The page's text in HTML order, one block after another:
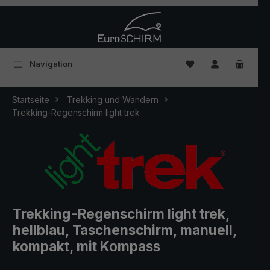
Navigation Du hast 0
Startseite
Trekking und Wandern
Trekking-Regenschirm light trek
Trekking-Regenschirm light trek,
hellblau, Taschenschirm, manuell,
kompakt, mit Kompass